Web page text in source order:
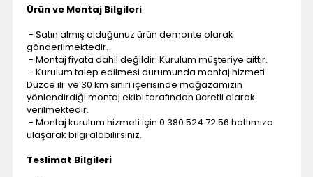
Ürün ve Montaj Bilgileri
- Satın almış olduğunuz ürün demonte olarak
gönderilmektedir.
- Montaj fiyata dahil değildir. Kurulum müşteriye aittir.
- Kurulum talep edilmesi durumunda montaj hizmeti
Düzce ili ve 30 km sınırı içerisinde mağazamızın
yönlendirdiği montaj ekibi tarafından ücretli olarak
verilmektedir.
- Montaj kurulum hizmeti için 0 380 524 72 56 hattımıza
ulaşarak bilgi alabilirsiniz.
Teslimat Bilgileri